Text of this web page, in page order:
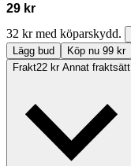
29 kr
32 kr med köparskydd.
Lägg bud
Köp nu 99 kr
Frakt22 kr Annat fraktsätt